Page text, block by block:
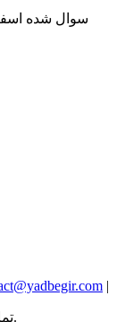
سوال شده اسفند
|
محفوظ است.